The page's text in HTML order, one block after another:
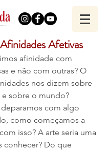
Afetivas
afinidade com
e não com outras? O
nos dizem sobre
e sobre o mundo?
com algo
como começamos a
isso? A arte seria uma
conhecer? Do que